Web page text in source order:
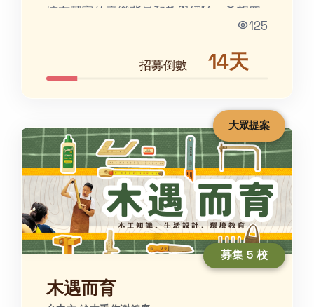
125
招募倒數 14天
大眾提案
募集 5 校
木遇而育